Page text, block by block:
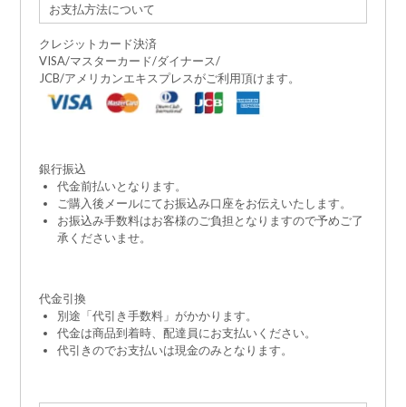
お支払方法について
クレジットカード決済
VISA/マスターカード/ダイナース/
JCB/アメリカンエキスプレスがご利用頂けます。
銀行振込
代金前払いとなります。
ご購入後メールにてお振込み口座をお伝えいたします。
お振込み手数料はお客様のご負担となりますので予めご了
承くださいませ。
代金引換
別途「代引き手数料」がかかります。
代金は商品到着時、配達員にお支払いください。
代引きのでお支払いは現金のみとなります。